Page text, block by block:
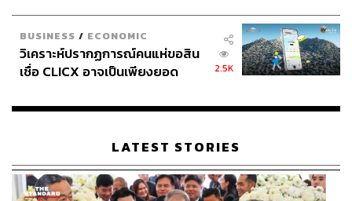
BUSINESS / ECONOMIC
วิเคราะห์ปรากฏการณ์คนแห่ขอสิน
เชื่อ CLICX อาจเป็นเพียงยอด
เรือนไทยที่ถูกซุกไว้
2.5K
LATEST STORIES